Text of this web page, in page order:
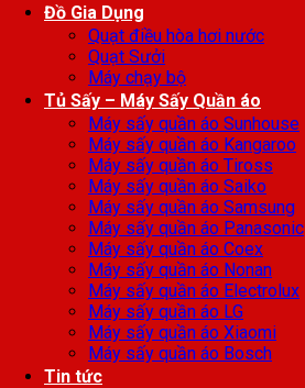
Đồ Gia Dụng
Quạt điều hòa hơi nước
Quạt Sưởi
Máy chạy bộ
Tủ Sấy – Máy Sấy Quần áo
Máy sấy quần áo Sunhouse
Máy sấy quần áo Kangaroo
Máy sấy quần áo Tiross
Máy sấy quần áo Saiko
Máy sấy quần áo Samsung
Máy sấy quần áo Panasonic
Máy sấy quần áo Coex
Máy sấy quần áo Nonan
Máy sấy quần áo Electrolux
Máy sấy quần áo LG
Máy sấy quần áo Xiaomi
Máy sấy quần áo Bosch
Tin tức